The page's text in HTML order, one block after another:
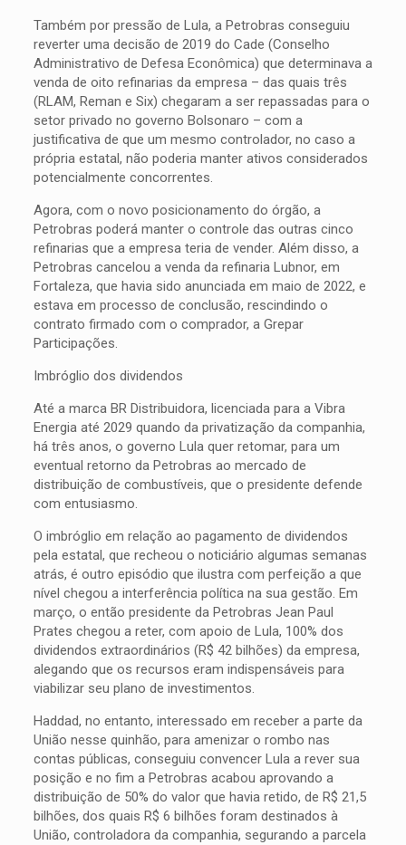
Também por pressão de Lula, a Petrobras conseguiu
reverter uma decisão de 2019 do Cade (Conselho
Administrativo de Defesa Econômica) que determinava a
venda de oito refinarias da empresa – das quais três
(RLAM, Reman e Six) chegaram a ser repassadas para o
setor privado no governo Bolsonaro – com a
justificativa de que um mesmo controlador, no caso a
própria estatal, não poderia manter ativos considerados
potencialmente concorrentes.
Agora, com o novo posicionamento do órgão, a
Petrobras poderá manter o controle das outras cinco
refinarias que a empresa teria de vender. Além disso, a
Petrobras cancelou a venda da refinaria Lubnor, em
Fortaleza, que havia sido anunciada em maio de 2022, e
estava em processo de conclusão, rescindindo o
contrato firmado com o comprador, a Grepar
Participações.
Imbróglio dos dividendos
Até a marca BR Distribuidora, licenciada para a Vibra
Energia até 2029 quando da privatização da companhia,
há três anos, o governo Lula quer retomar, para um
eventual retorno da Petrobras ao mercado de
distribuição de combustíveis, que o presidente defende
com entusiasmo.
O imbróglio em relação ao pagamento de dividendos
pela estatal, que recheou o noticiário algumas semanas
atrás, é outro episódio que ilustra com perfeição a que
nível chegou a interferência política na sua gestão. Em
março, o então presidente da Petrobras Jean Paul
Prates chegou a reter, com apoio de Lula, 100% dos
dividendos extraordinários (R$ 42 bilhões) da empresa,
alegando que os recursos eram indispensáveis para
viabilizar seu plano de investimentos.
Haddad, no entanto, interessado em receber a parte da
União nesse quinhão, para amenizar o rombo nas
contas públicas, conseguiu convencer Lula a rever sua
posição e no fim a Petrobras acabou aprovando a
distribuição de 50% do valor que havia retido, de R$ 21,5
bilhões, dos quais R$ 6 bilhões foram destinados à
União, controladora da companhia, segurando a parcela